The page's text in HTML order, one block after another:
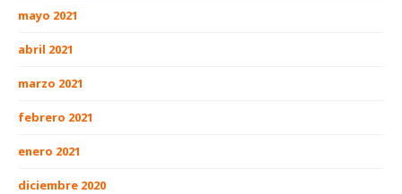
mayo 2021
abril 2021
marzo 2021
febrero 2021
enero 2021
diciembre 2020